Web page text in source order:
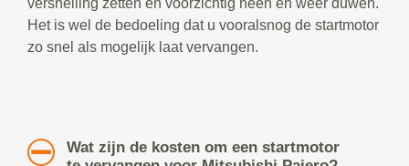
versnelling zetten en voorzichtig heen en weer duwen.
Het is wel de bedoeling dat u vooralsnog de startmotor
zo snel als mogelijk laat vervangen.
Wat zijn de kosten om een startmotor